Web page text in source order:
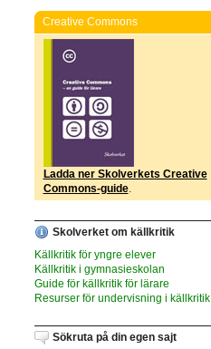
Creative Commons
Ladda ner Skolverkets Creative
Commons-guide.
Skolverket om källkritik
Källkritik för yngre elever
Källkritik i gymnasieskolan
Guide för källkritik för lärare
Resurser för undervisning i källkritik
Sökruta på din egen sajt